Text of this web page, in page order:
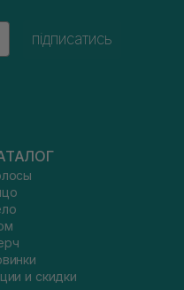
підписатись
и скидки